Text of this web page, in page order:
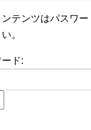
ンテンツはパスワ
。
ド: